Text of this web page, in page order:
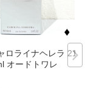
ロライナヘレラ 212
オードトワレ